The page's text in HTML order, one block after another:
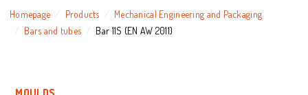
Homepage Products
Mechanical Engineering and Packaging
Bars and tubes
Bar 11S (EN AW 2011)